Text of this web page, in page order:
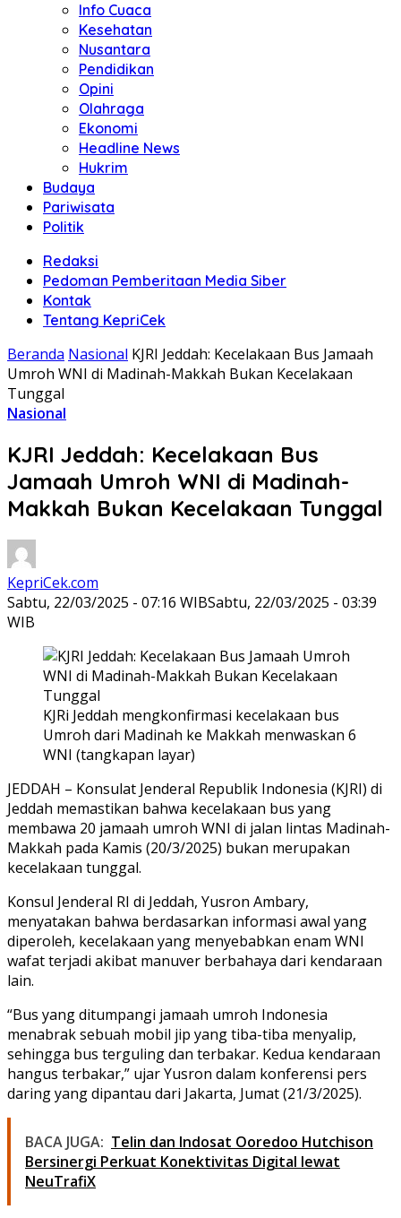
Info Cuaca
Kesehatan
Nusantara
Pendidikan
Opini
Olahraga
Ekonomi
Headline News
Hukrim
Budaya
Pariwisata
Politik
Redaksi
Pedoman Pemberitaan Media Siber
Kontak
Tentang KepriCek
Beranda Nasional KJRI Jeddah: Kecelakaan Bus Jamaah
Umroh WNI di Madinah-Makkah Bukan Kecelakaan
Tunggal
Nasional
KJRI Jeddah: Kecelakaan Bus
Jamaah Umroh WNI di Madinah-
Makkah Bukan Kecelakaan Tunggal
KepriCek.com
Sabtu, 22/03/2025 - 07:16 WIBSabtu, 22/03/2025 - 03:39
WIB
KJRi Jeddah mengkonfirmasi kecelakaan bus
Umroh dari Madinah ke Makkah menwaskan 6
WNI (tangkapan layar)
JEDDAH – Konsulat Jenderal Republik Indonesia (KJRI) di
Jeddah memastikan bahwa kecelakaan bus yang
membawa 20 jamaah umroh WNI di jalan lintas Madinah-
Makkah pada Kamis (20/3/2025) bukan merupakan
kecelakaan tunggal.
Konsul Jenderal RI di Jeddah, Yusron Ambary,
menyatakan bahwa berdasarkan informasi awal yang
diperoleh, kecelakaan yang menyebabkan enam WNI
wafat terjadi akibat manuver berbahaya dari kendaraan
lain.
“Bus yang ditumpangi jamaah umroh Indonesia
menabrak sebuah mobil jip yang tiba-tiba menyalip,
sehingga bus terguling dan terbakar. Kedua kendaraan
hangus terbakar,” ujar Yusron dalam konferensi pers
daring yang dipantau dari Jakarta, Jumat (21/3/2025).
BACA JUGA: Telin dan Indosat Ooredoo Hutchison
Bersinergi Perkuat Konektivitas Digital lewat
NeuTrafiX